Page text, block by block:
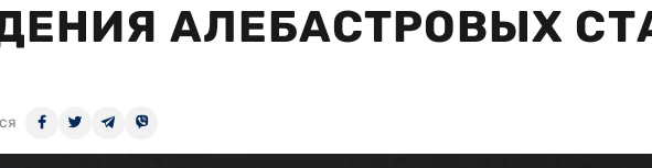
АЛЕБАСТРОВЫХ